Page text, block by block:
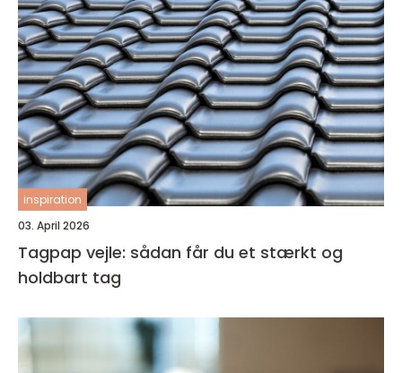
inspiration
03. April 2026
Tagpap vejle: sådan får du et stærkt og
holdbart tag